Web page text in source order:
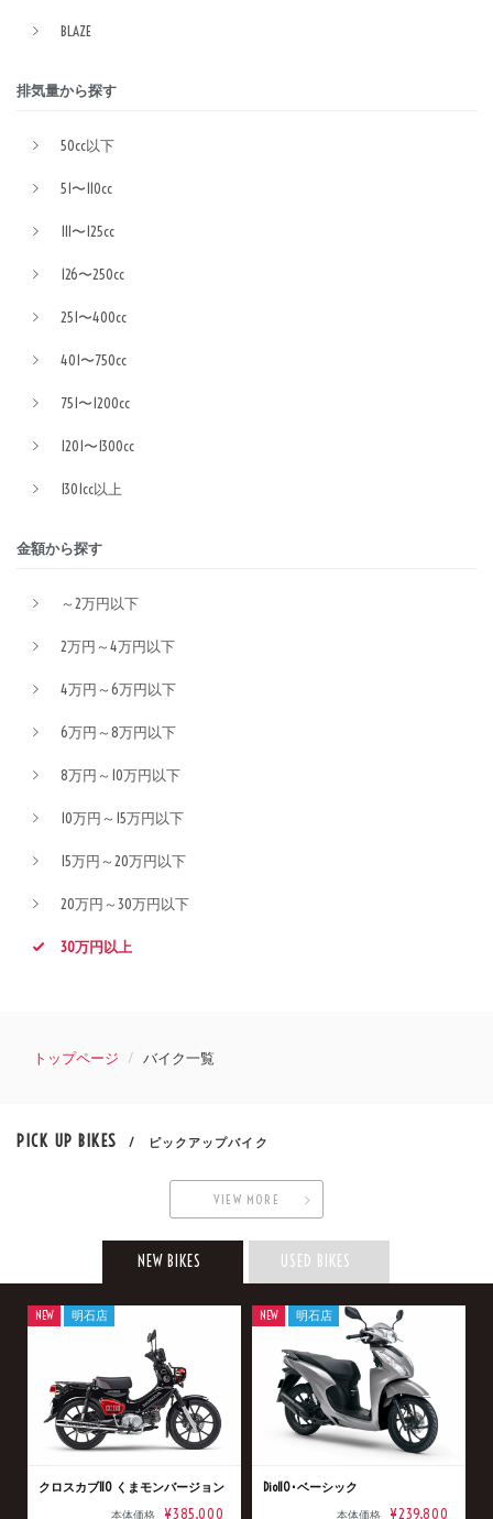
BLAZE
排気量から探す
50cc以下
51〜110cc
111〜125cc
126〜250cc
251〜400cc
401〜750cc
751〜1200cc
1201〜1300cc
1301cc以上
金額から探す
～2万円以下
2万円～4万円以下
4万円～6万円以下
6万円～8万円以下
8万円～10万円以下
10万円～15万円以下
15万円～20万円以下
20万円～30万円以下
30万円以上
トップページ バイク一覧
PICK UP BIKES / ピックアップバイク
VIEW MORE
NEW BIKES USED BIKES
クロスカブ110 くまモンバージョン
本体価格 ¥385,000
NEW 明石店
Dio110･ベーシック
本体価格 ¥239,800
NEW 明石店